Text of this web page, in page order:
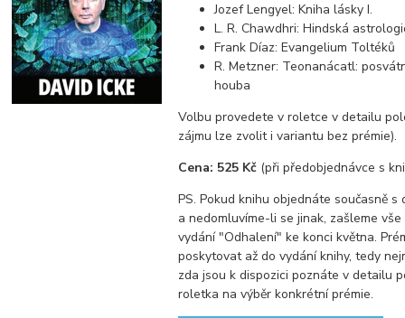
Jozef Lengyel: Kniha lásky I.
L. R. Chawdhri: Hindská
Frank Díaz: Evangelium Toltéků
R. Metzner: Teonanácatl:
houba
Volbu provedete v roletce v detailu
zájmu lze zvolit i variantu bez prémie).
Cena: 525 Kč (při předobjednávce s
PS. Pokud knihu objednáte současně s
a nedomluvíme-li se jinak, zašleme
vydání "Odhalení" ke konci května.
poskytovat až do vydání knihy, tedy
zda jsou k dispozici poznáte v detailu
roletka na výběr konkrétní prémie.